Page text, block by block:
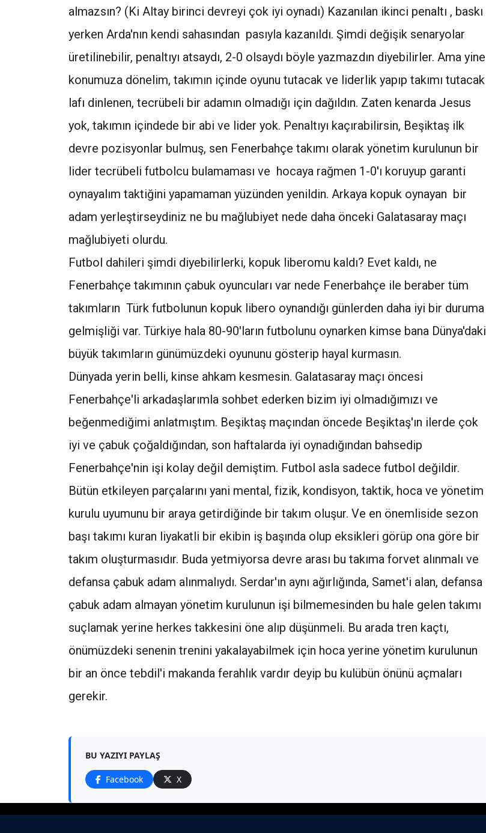
almazsın? (Ki Altay birinci devreyi çok iyi oynadı) Kazanılan ikinci penaltı , baskı
yerken Arda'nın kendi sahasından pasıyla kazanıldı. Şimdi değişik senaryolar
üretilinebilir, penaltıyı atsaydı, 2-0 olsaydı böyle yazmazdın diyebilirler. Ama yine
konumuza dönelim, takımın içinde oyunu tutacak ve liderlik yapıp takımı tutacak
lafı dinlenen, tecrübeli bir adamın olmadığı için dağıldın. Zaten kenarda Jesus
yok, takımın içindede bir abi ve lider yok. Penaltıyı kaçırabilirsin, Beşiktaş ilk
devre pozisyonlar bulmuş, sen Fenerbahçe takımı olarak yönetim kurulunun bir
lider tecrübeli futbolcu bulamaması ve hocaya rağmen 1-0'ı koruyup garanti
oynayalım taktiğini yapamaman yüzünden yenildin. Arkaya kopuk oynayan bir
adam yerleştirseydiniz ne bu mağlubiyet nede daha önceki Galatasaray maçı
mağlubiyeti olurdu.
Futbol dahileri şimdi diyebilirlerki, kopuk liberomu kaldı? Evet kaldı, ne
Fenerbahçe takımının çabuk oyuncuları var nede Fenerbahçe ile beraber tüm
takımların Türk futbolunun kopuk libero oynandığı günlerden daha iyi bir duruma
gelmişliği var. Türkiye hala 80-90'ların futbolunu oynarken kimse bana Dünya'daki
büyük takımların günümüzdeki oyununu gösterip hayal kurmasın.
Dünyada yerin belli, kinse ahkam kesmesin. Galatasaray maçı öncesi
Fenerbahçe'li arkadaşlarımla sohbet ederken bizim iyi olmadığımızı ve
beğenmediğimi anlatmıştım. Beşiktaş maçından öncede Beşiktaş'ın ilerde çok
iyi ve çabuk çoğaldığından, son haftalarda iyi oynadığından bahsedip
Fenerbahçe'nin işi kolay değil demiştim. Futbol asla sadece futbol değildir.
Bütün etkileyen parçalarını yani mental, fizik, kondisyon, taktik, hoca ve yönetim
kurulu uyumunu bir araya getirdiğinde bir takım oluşur. Ve en önemliside sezon
başı takımı kuran liyakatli bir ekibin iş başında olup eksikleri görüp ona göre bir
takım oluşturmasıdır. Buda yetmiyorsa devre arası bu takıma forvet alınmalı ve
defansa çabuk adam alınmalıydı. Serdar'ın aynı ağırlığında, Samet'i alan, defansa
çabuk adam almayan yönetim kurulunun işi bilmemesinden bu hale gelen takımı
suçlamak yerine herkes takkesini öne alıp düşünmeli. Bu arada tren kaçtı,
önümüzdeki senenin trenini yakalayabilmek için hoca yerine yönetim kurulunun
bir an önce tebdil'i makanda ferahlık vardır deyip bu kulübün önünü açmaları
gerekir.
BU YAZIYI PAYLAŞ
Facebook X